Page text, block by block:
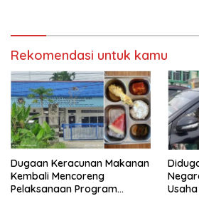
Rekomendasi untuk kamu
Dugaan Keracunan Makanan
Kembali Mencoreng
Pelaksanaan Program